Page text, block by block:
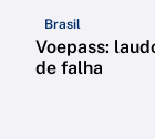
Brasil
Voepass:
de falha